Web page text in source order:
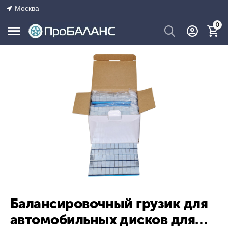
Москва
0
Балансировочный грузик для
автомобильных дисков для